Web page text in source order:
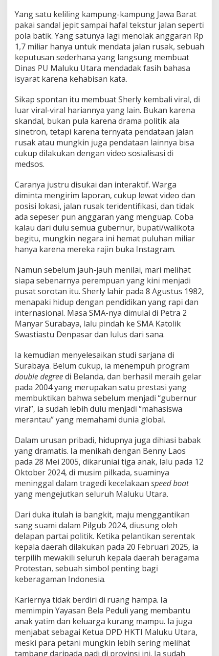
Yang satu keliling kampung-kampung Jawa Barat
pakai sandal jepit sampai hafal tekstur jalan seperti
pola batik. Yang satunya lagi menolak anggaran Rp
1,7 miliar hanya untuk mendata jalan rusak, sebuah
keputusan sederhana yang langsung membuat
Dinas PU Maluku Utara mendadak fasih bahasa
isyarat karena kehabisan kata.
Sikap spontan itu membuat Sherly kembali viral, di
luar viral-viral hariannya yang lain. Bukan karena
skandal, bukan pula karena drama politik ala
sinetron, tetapi karena ternyata pendataan jalan
rusak atau mungkin juga pendataan lainnya bisa
cukup dilakukan dengan video sosialisasi di
medsos.
Caranya justru disukai dan interaktif. Warga
diminta mengirim laporan, cukup lewat video dan
posisi lokasi, jalan rusak teridentifikasi, dan tidak
ada sepeser pun anggaran yang menguap. Coba
kalau dari dulu semua gubernur, bupati/walikota
begitu, mungkin negara ini hemat puluhan miliar
hanya karena mereka rajin buka Instagram.
Namun sebelum jauh-jauh menilai, mari melihat
siapa sebenarnya perempuan yang kini menjadi
pusat sorotan itu. Sherly lahir pada 8 Agustus 1982,
menapaki hidup dengan pendidikan yang rapi dan
internasional. Masa SMA-nya dimulai di Petra 2
Manyar Surabaya, lalu pindah ke SMA Katolik
Swastiastu Denpasar dan lulus dari sana.
Ia kemudian menyelesaikan studi sarjana di
Surabaya. Belum cukup, ia menempuh program
double degreedi Belanda, dan berhasil meraih gelar
pada 2004 yang merupakan satu prestasi yang
membuktikan bahwa sebelum menjadi “gubernur
viral”, ia sudah lebih dulu menjadi “mahasiswa
merantau” yang memahami dunia global.
Dalam urusan pribadi, hidupnya juga dihiasi babak
yang dramatis. Ia menikah dengan Benny Laos
pada 28 Mei 2005, dikaruniai tiga anak, lalu pada 12
Oktober 2024, di musim pilkada, suaminya
meninggal dalam tragedi kecelakaan speed boat
yang mengejutkan seluruh Maluku Utara.
Dari duka itulah ia bangkit, maju menggantikan
sang suami dalam Pilgub 2024, diusung oleh
delapan partai politik. Ketika pelantikan serentak
kepala daerah dilakukan pada 20 Februari 2025, ia
terpilih mewakili seluruh kepala daerah beragama
Protestan, sebuah simbol penting bagi
keberagaman Indonesia.
Kariernya tidak berdiri di ruang hampa. Ia
memimpin Yayasan Bela Peduli yang membantu
anak yatim dan keluarga kurang mampu. Ia juga
menjabat sebagai Ketua DPD HKTI Maluku Utara,
meski para petani mungkin lebih sering melihat
tambang daripada padi di provinsi ini. Ia sudah